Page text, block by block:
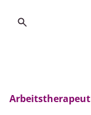
Search